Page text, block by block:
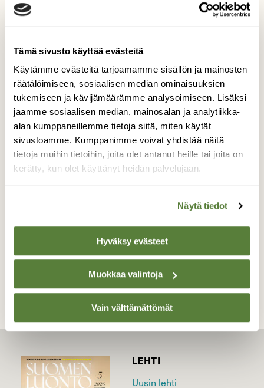
Tämä sivusto käyttää evästeitä
Käytämme evästeitä tarjoamamme sisällön ja mainosten
räätälöimiseen, sosiaalisen median ominaisuuksien
tukemiseen ja kävijämäärämme analysoimiseen. Lisäksi
jaamme sosiaalisen median, mainosalan ja analytiikka-
alan kumppaneillemme tietoja siitä, miten käytät
sivustoamme. Kumppanimme voivat yhdistää näitä
tietoja muihin tietoihin, joita olet antanut heille tai joita on
kerätty, kun olet käyttänyt heidän palvelujaan.
Näytä tiedot
Hyväksy evästeet
Muokkaa valintoja
Vain välttämättömät
Hiljainen kylätie
Hiljainen kylätie aamulla 10.1. Lieto,
Vanhalinna
Valokuvaaja: Juhani Peltonen, Lieto 10.1.2023
LEHTI
Uusin lehti